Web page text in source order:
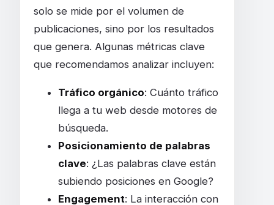
solo se mide por el volumen de
publicaciones, sino por los resultados
que genera. Algunas métricas clave
que recomendamos analizar incluyen:
Tráfico orgánico: Cuánto tráfico
llega a tu web desde motores de
búsqueda.
Posicionamiento de palabras
clave: ¿Las palabras clave están
subiendo posiciones en Google?
Engagement: La interacción con